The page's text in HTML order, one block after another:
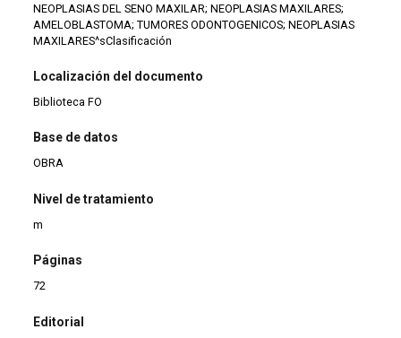
NEOPLASIAS DEL SENO MAXILAR; NEOPLASIAS MAXILARES;
AMELOBLASTOMA; TUMORES ODONTOGENICOS; NEOPLASIAS
MAXILARES^sClasificación
Localización del documento
Biblioteca FO
Base de datos
OBRA
Nivel de tratamiento
m
Páginas
72
Editorial